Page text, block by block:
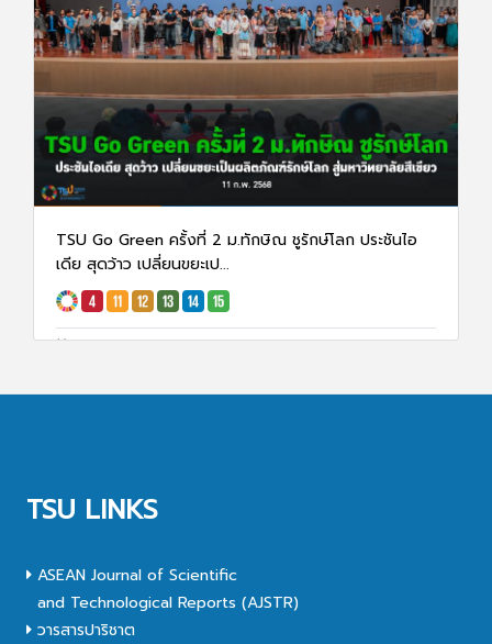
TSU Go Green ครั้งที่ 2 ม.ทักษิณ ชูรักษ์โลก ประชันไอ
เดีย สุดว้าว เปลี่ยนขยะเป...
TSU LINKS
ASEAN Journal of Scientific
and Technological Reports (AJSTR)
วารสารปาริชาต